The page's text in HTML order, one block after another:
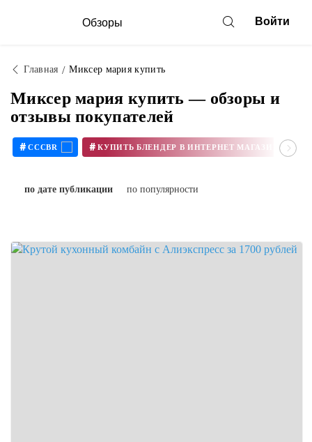
Обзоры Войти
Главная Миксер мария купить
Миксер мария купить — обзоры и
отзывы покупателей
# CCCBR #
по дате публикации по популярности